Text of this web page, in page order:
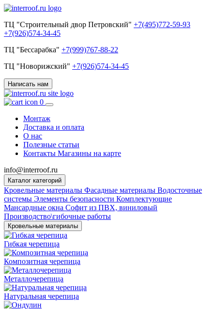
ТЦ "Строительный двор Петровский" +7(495)772-59-93
+7(926)574-34-45
ТЦ "Бессарабка" +7(999)767-88-22
ТЦ "Новорижский" +7(926)574-34-45
Написать нам
0
Монтаж
Доставка и оплата
О нас
Полезные статьи
Контакты Магазины на карте
info@interroof.ru
Каталог категорий
Кровельные материалы Фасадные материалы Водосточные
системы Элементы безопасности Комплектующие
Мансардные окна Софит из ПВХ, виниловый
Производство\гибочные работы
Кровельные материалы
Гибкая черепица
Композитная черепица
Металлочерепица
Натуральная черепица